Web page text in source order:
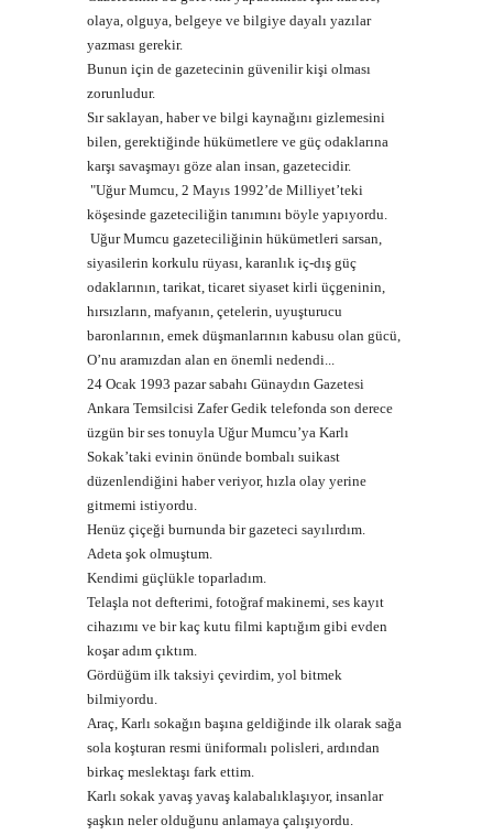
olaya, olguya, belgeye ve bilgiye dayalı yazılar
yazması gerekir.
Bunun için de gazetecinin güvenilir kişi olması
zorunludur.
Sır saklayan, haber ve bilgi kaynağını gizlemesini
bilen, gerektiğinde hükümetlere ve güç odaklarına
karşı savaşmayı göze alan insan, gazetecidir.
"Uğur Mumcu, 2 Mayıs 1992’de Milliyet’teki
köşesinde gazeteciliğin tanımını böyle yapıyordu.
Uğur Mumcu gazeteciliğinin hükümetleri sarsan,
siyasilerin korkulu rüyası, karanlık iç-dış güç
odaklarının, tarikat, ticaret siyaset kirli üçgeninin,
hırsızların, mafyanın, çetelerin, uyuşturucu
baronlarının, emek düşmanlarının kabusu olan gücü,
O’nu aramızdan alan en önemli nedendi...
24 Ocak 1993 pazar sabahı Günaydın Gazetesi
Ankara Temsilcisi Zafer Gedik telefonda son derece
üzgün bir ses tonuyla Uğur Mumcu’ya Karlı
Sokak’taki evinin önünde bombalı suikast
düzenlendiğini haber veriyor, hızla olay yerine
gitmemi istiyordu.
Henüz çiçeği burnunda bir gazeteci sayılırdım.
Adeta şok olmuştum.
Kendimi güçlükle toparladım.
Telaşla not defterimi, fotoğraf makinemi, ses kayıt
cihazımı ve bir kaç kutu filmi kaptığım gibi evden
koşar adım çıktım.
Gördüğüm ilk taksiyi çevirdim, yol bitmek
bilmiyordu.
Araç, Karlı sokağın başına geldiğinde ilk olarak sağa
sola koşturan resmi üniformalı polisleri, ardından
birkaç meslektaşı fark ettim.
Karlı sokak yavaş yavaş kalabalıklaşıyor, insanlar
şaşkın neler olduğunu anlamaya çalışıyordu.